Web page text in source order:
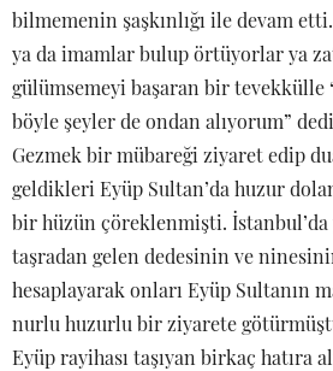
bilmemenin şaşkınlığı ile devam
ya da imamlar bulup örtüyorlar ya
gülümsemeyi başaran bir tevekkülle
böyle şeyler de ondan alıyorum”
Gezmek bir mübareği ziyaret edip
geldikleri Eyüp Sultan’da huzur
bir hüzün çöreklenmişti. İstanbul’da
taşradan gelen dedesinin ve
hesaplayarak onları Eyüp Sultanın
nurlu huzurlu bir ziyarete
Eyüp rayihası taşıyan birkaç hatıra